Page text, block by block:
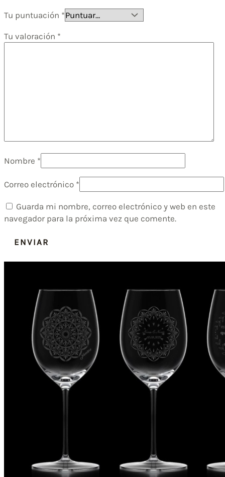
Tu puntuación *
Tu valoración *
Nombre *
Correo electrónico *
Guarda mi nombre, correo electrónico y web en este
navegador para la próxima vez que comente.